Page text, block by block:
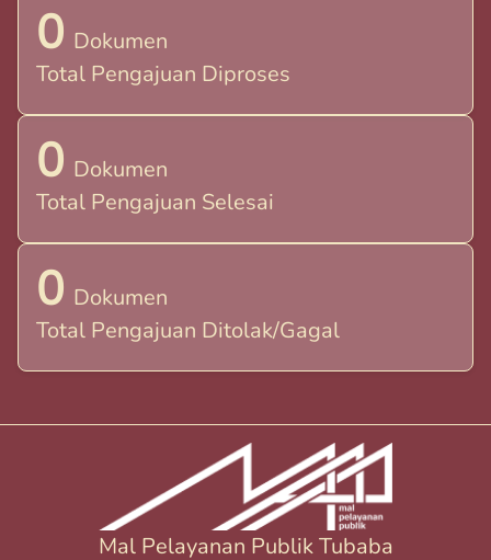
0 Dokumen
Total Pengajuan Diproses
0 Dokumen
Total Pengajuan Selesai
0 Dokumen
Total Pengajuan Ditolak/Gagal
Mal Pelayanan Publik Tubaba